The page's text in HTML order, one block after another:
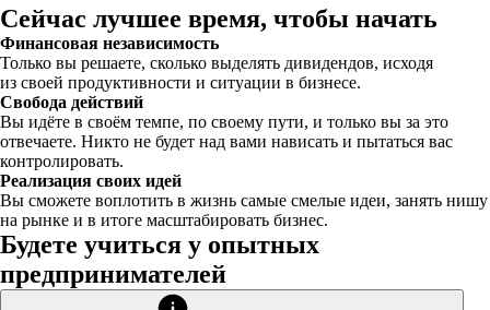
Сейчас лучшее время, чтобы начать
Финансовая независимость
Только вы решаете, сколько выделять дивидендов, исходя
из своей продуктивности и ситуации в бизнесе.
Свобода действий
Вы идёте в своём темпе, по своему пути, и только вы за это
отвечаете. Никто не будет над вами нависать и пытаться вас
контролировать.
Реализация своих идей
Вы сможете воплотить в жизнь самые смелые идеи, занять нишу
на рынке и в итоге масштабировать бизнес.
Будете учиться у опытных
предпринимателей